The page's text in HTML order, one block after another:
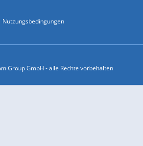
Nutzungsbedingungen
Group GmbH - alle Rechte vorbehalten